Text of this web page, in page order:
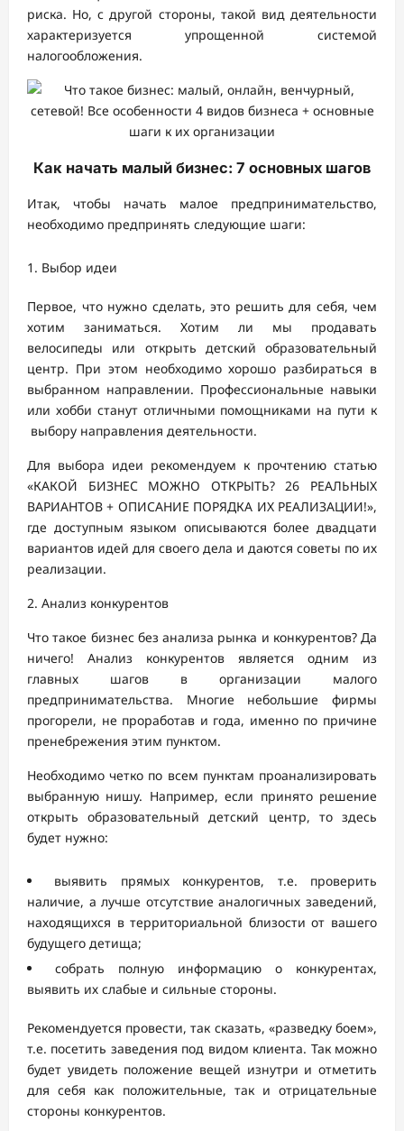
риска. Но, с другой стороны, такой вид деятельности
характеризуется упрощенной системой
налогообложения.
Как начать малый бизнес: 7 основных шагов
Итак, чтобы начать малое предпринимательство,
необходимо предпринять следующие шаги:
Выбор идеи
Первое, что нужно сделать, это решить для себя, чем
хотим заниматься. Хотим ли мы продавать
велосипеды или открыть детский образовательный
центр. При этом необходимо хорошо разбираться в
выбранном направлении. Профессиональные навыки
или хобби станут отличными помощниками на пути к
выбору направления деятельности.
Для выбора идеи рекомендуем к прочтению статью
«КАКОЙ БИЗНЕС МОЖНО ОТКРЫТЬ? 26 РЕАЛЬНЫХ
ВАРИАНТОВ + ОПИСАНИЕ ПОРЯДКА ИХ РЕАЛИЗАЦИИ!»,
где доступным языком описываются более двадцати
вариантов идей для своего дела и даются советы по их
реализации.
2. Анализ конкурентов
Что такое бизнес без анализа рынка и конкурентов? Да
ничего! Анализ конкурентов является одним из
главных шагов в организации малого
предпринимательства. Многие небольшие фирмы
прогорели, не проработав и года, именно по причине
пренебрежения этим пунктом.
Необходимо четко по всем пунктам проанализировать
выбранную нишу. Например, если принято решение
открыть образовательный детский центр, то здесь
будет нужно:
выявить прямых конкурентов, т.е. проверить
наличие, а лучше отсутствие аналогичных заведений,
находящихся в территориальной близости от вашего
будущего детища;
собрать полную информацию о конкурентах,
выявить их слабые и сильные стороны.
Рекомендуется провести, так сказать, «разведку боем»,
т.е. посетить заведения под видом клиента. Так можно
будет увидеть положение вещей изнутри и отметить
для себя как положительные, так и отрицательные
стороны конкурентов.